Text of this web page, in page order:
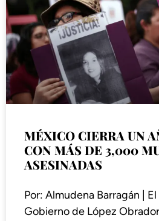
MÉXICO CIERRA UN
CON MÁS DE 3,000
ASESINADAS
Por: Almudena Barragán |
Gobierno de López